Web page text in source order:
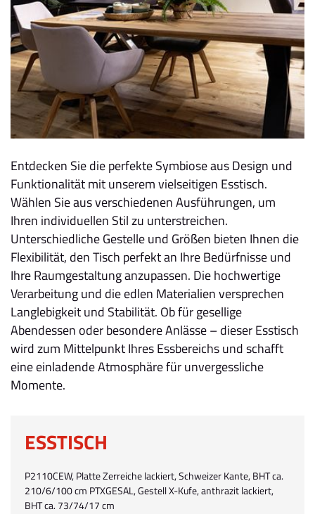
Entdecken Sie die perfekte Symbiose aus Design und
Funktionalität mit unserem vielseitigen Esstisch.
Wählen Sie aus verschiedenen Ausführungen, um
Ihren individuellen Stil zu unterstreichen.
Unterschiedliche Gestelle und Größen bieten Ihnen die
Flexibilität, den Tisch perfekt an Ihre Bedürfnisse und
Ihre Raumgestaltung anzupassen. Die hochwertige
Verarbeitung und die edlen Materialien versprechen
Langlebigkeit und Stabilität. Ob für gesellige
Abendessen oder besondere Anlässe – dieser Esstisch
wird zum Mittelpunkt Ihres Essbereichs und schafft
eine einladende Atmosphäre für unvergessliche
Momente.
ESSTISCH
P2110CEW, Platte Zerreiche lackiert, Schweizer Kante, BHT ca.
210/6/100 cm PTXGESAL, Gestell X-Kufe, anthrazit lackiert,
BHT ca. 73/74/17 cm